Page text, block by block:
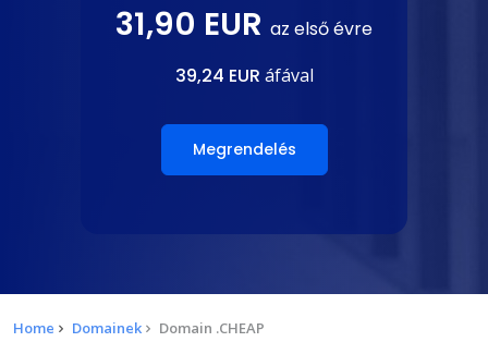
31,90 EUR az első évre
39,24 EUR áfával
Megrendelés
Home Domainek Domain .CHEAP